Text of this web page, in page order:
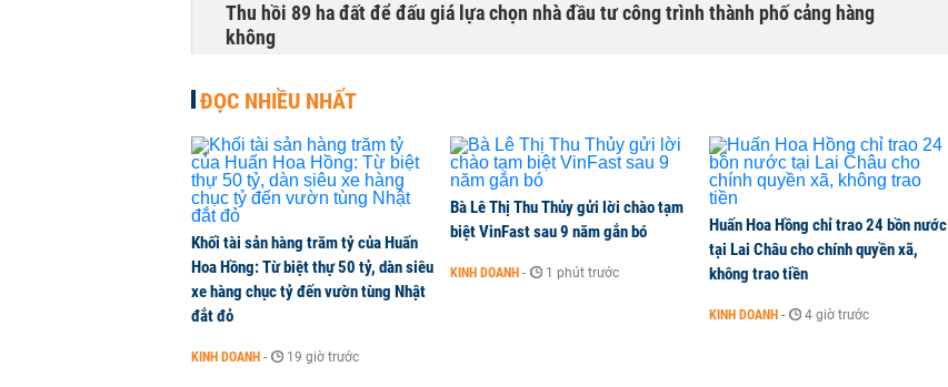
Thu hồi 89 ha đất để đấu giá lựa chọn nhà đầu tư công trình thành phố cảng hàng
không
Dòng tiền ngoại bất ngờ trở lại TTCK, ai đã mua vào?
CHỨNG KHOÁN - 1 phút trước
Kiến nghị đưa người bán hàng online, lao động công trình đóng BHXH bắt buộc
THỜI SỰ - 1 phút trước
TikToker Khánh Sky, Vua Quạt, Hồ Văn Khoa bị khởi tố
KINH DOANH - 1 phút trước
ĐỌC NHIỀU NHẤT
Khối tài sản hàng trăm tỷ của Huấn
Hoa Hồng: Từ biệt thự 50 tỷ, dàn siêu
xe hàng chục tỷ đến vườn tùng Nhật
đắt đỏ
KINH DOANH - 19 giờ trước
Bà Lê Thị Thu Thủy gửi lời chào tạm
biệt VinFast sau 9 năm gắn bó
KINH DOANH - 1 phút trước
Huấn Hoa Hồng chỉ trao 24 bồn nước
tại Lai Châu cho chính quyền xã,
không trao tiền
KINH DOANH - 4 giờ trước